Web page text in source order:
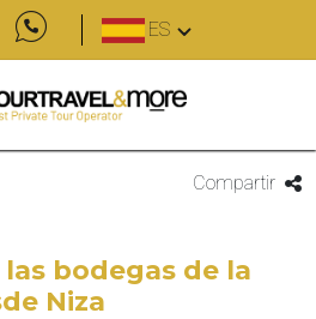
ES
Compartir
bodegas de la
Niza